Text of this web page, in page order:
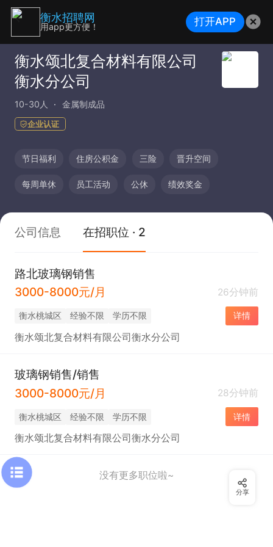
衡水颂北复合材料有限公司
衡水分公司
10-30人 金属制成品
企业认证
节日福利 住房公积金 三险 晋升空间
每周单休 员工活动 公休 绩效奖金
公司信息 在招职位 · 2
路北玻璃钢销售
3000-8000元/月
26分钟前
衡水桃城区 经验不限 学历不限 详情
衡水颂北复合材料有限公司衡水分公司
玻璃钢销售/销售
3000-8000元/月
28分钟前
衡水桃城区 经验不限 学历不限 详情
衡水颂北复合材料有限公司衡水分公司
没有更多职位啦~
分享
衡水招聘网
用app更方便！ 打开APP